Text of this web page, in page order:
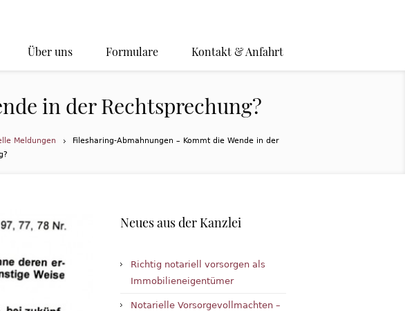
Über uns Formulare Kontakt & Anfahrt
in der Rechtsprechung?
Meldungen
Filesharing-Abmahnungen – Kommt die Wende in der
Neues aus der Kanzlei
Richtig notariell vorsorgen als
Immobilieneigentümer
Notarielle Vorsorgevollmachten –